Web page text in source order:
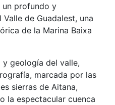
un profundo y
de Guadalest, una
de la Marina Baixa
y geología del valle,
marcada por las
sierras de Aitana,
la espectacular cuenca